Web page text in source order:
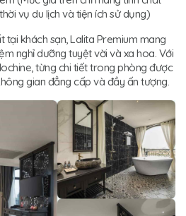
vụ du lịch và tiện ích sử dụng)
tại khách sạn, Lalita Premium mang
nghỉ dưỡng tuyệt vời và xa hoa. Với
từng chi tiết trong phòng được
gian đẳng cấp và đầy ấn tượng.